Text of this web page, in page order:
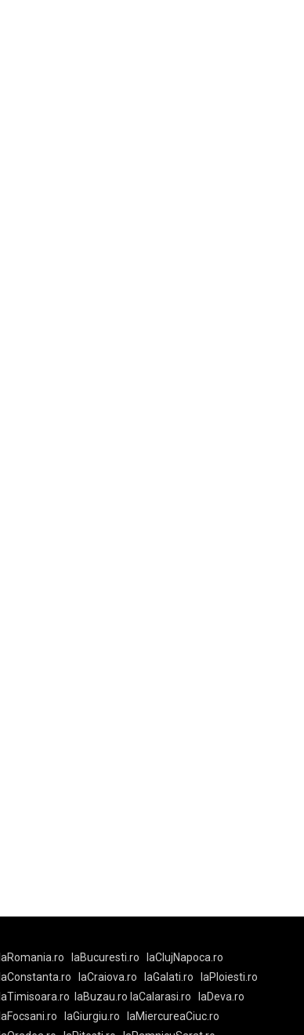
laRomania.ro laBucuresti.ro
laClujNapoca.ro
laConstanta.ro
laCraiova.ro laGalati.ro
laPloiesti.ro
laTimisoara.ro
laBuzau.ro laCalarasi.ro
laDeva.ro
laFocsani.ro
laGiurgiu.ro
laMiercureaCiuc.ro